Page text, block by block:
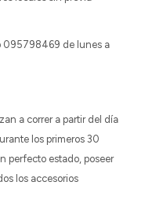
095798469 de lunes a
a correr a partir del día
los primeros 30
perfecto estado, poseer
los accesorios